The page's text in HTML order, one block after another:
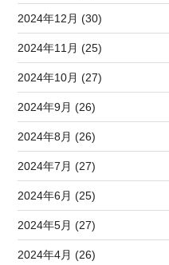
2024年12月 (30)
2024年11月 (25)
2024年10月 (27)
2024年9月 (26)
2024年8月 (26)
2024年7月 (27)
2024年6月 (25)
2024年5月 (27)
2024年4月 (26)